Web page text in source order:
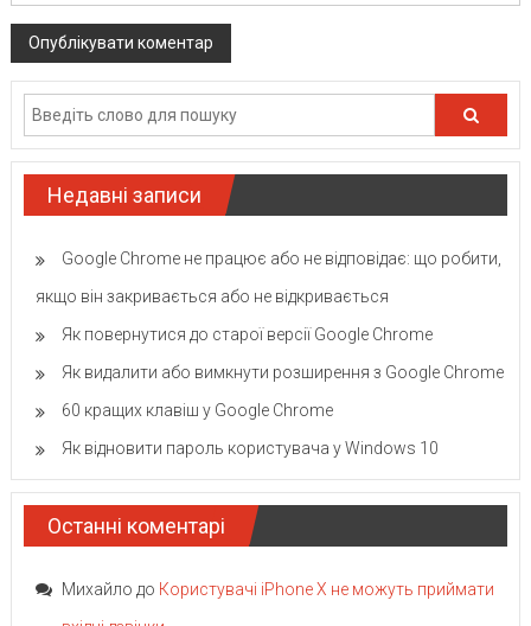
Недавні записи
Google Chrome не працює або не відповідає: що робити,
якщо він закривається або не відкривається
Як повернутися до старої версії Google Chrome
Як видалити або вимкнути розширення з Google Chrome
60 кращих клавіш у Google Chrome
Як відновити пароль користувача у Windows 10
Останні коментарі
Михайло до Користувачі iPhone X не можуть приймати